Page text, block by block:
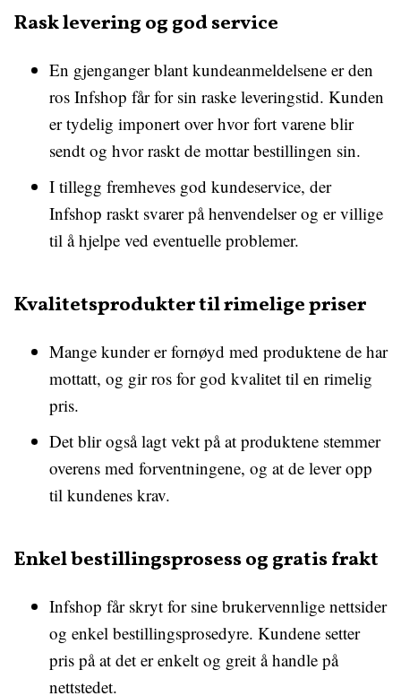
Rask levering og god service
En gjenganger blant kundeanmeldelsene er den
ros Infshop får for sin raske leveringstid. Kunden
er tydelig imponert over hvor fort varene blir
sendt og hvor raskt de mottar bestillingen sin.
I tillegg fremheves god kundeservice, der
Infshop raskt svarer på henvendelser og er villige
til å hjelpe ved eventuelle problemer.
Kvalitetsprodukter til rimelige priser
Mange kunder er fornøyd med produktene de har
mottatt, og gir ros for god kvalitet til en rimelig
pris.
Det blir også lagt vekt på at produktene stemmer
overens med forventningene, og at de lever opp
til kundenes krav.
Enkel bestillingsprosess og gratis frakt
Infshop får skryt for sine brukervennlige nettsider
og enkel bestillingsprosedyre. Kundene setter
pris på at det er enkelt og greit å handle på
nettstedet.